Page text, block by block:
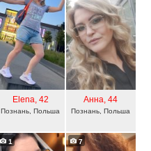
Elena, 42
Познань, Польша
Анна, 44
Познань, Польша
1 7